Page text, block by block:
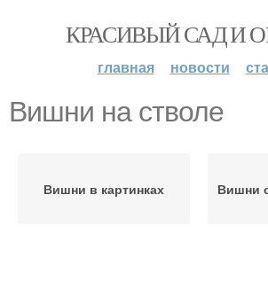
КРАСИВЫЙ САД И
главная новости
Вишни на стволе
Вишни в картинках Вишни